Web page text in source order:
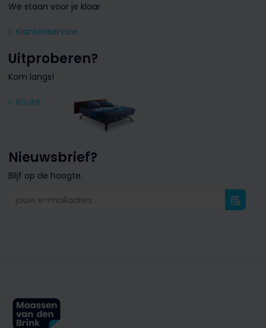
We staan voor je klaar
Klantenservice
Uitproberen?
Kom langs!
Route
Nieuwsbrief?
Blijf op de hoogte.
jouw e-mailadres